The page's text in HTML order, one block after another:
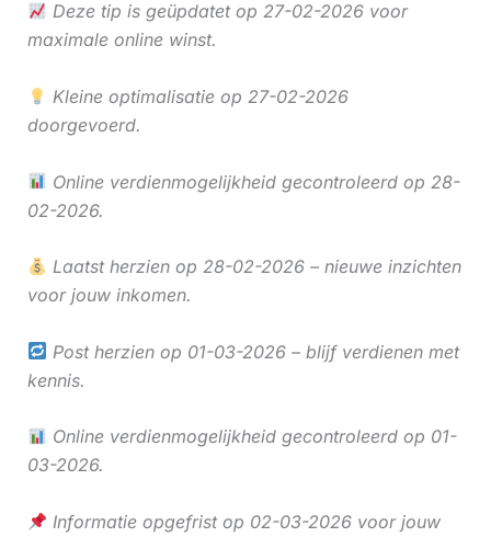
Deze tip is geüpdatet op 27-02-2026 voor
maximale online winst.
Kleine optimalisatie op 27-02-2026
doorgevoerd.
Online verdienmogelijkheid gecontroleerd op 28-
02-2026.
Laatst herzien op 28-02-2026 – nieuwe inzichten
voor jouw inkomen.
Post herzien op 01-03-2026 – blijf verdienen met
kennis.
Online verdienmogelijkheid gecontroleerd op 01-
03-2026.
Informatie opgefrist op 02-03-2026 voor jouw